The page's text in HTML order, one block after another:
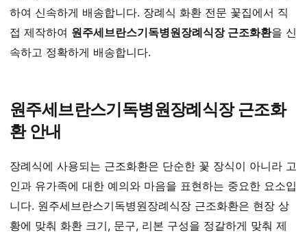
하여 신속하게 배송합니다. 장례식 화환 전문 꽃집에서 직
접 제작하여 원주세브란스기독병원장례식장 근조화환을 신
속하고 정확하게 배송합니다.
원주세브란스기독병원장례식장 근조화
환 안내
장례식에 사용되는 근조화환은 단순한 꽃 장식이 아니라 고
인과 유가족에 대한 예의와 마음을 표현하는 중요한 요소입
니다. 원주세브란스기독병원장례식장 근조화환은 현장 상
황에 맞춰 화환 크기, 문구, 리본 구성을 정갈하게 맞춰 제